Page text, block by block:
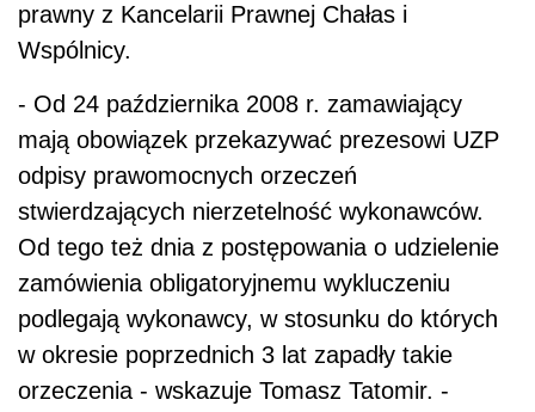
prawny z Kancelarii Prawnej Chałas i
Wspólnicy.
- Od 24 października 2008 r. zamawiający
mają obowiązek przekazywać prezesowi UZP
odpisy prawomocnych orzeczeń
stwierdzających nierzetelność wykonawców.
Od tego też dnia z postępowania o udzielenie
zamówienia obligatoryjnemu wykluczeniu
podlegają wykonawcy, w stosunku do których
w okresie poprzednich 3 lat zapadły takie
orzeczenia - wskazuje Tomasz Tatomir. -